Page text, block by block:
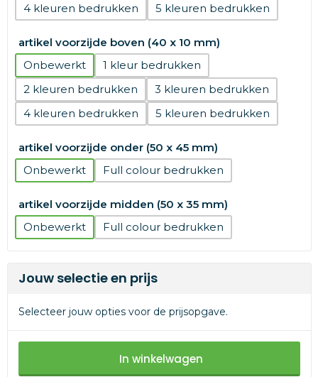
4
5
artikel voorzijde boven (40 x 10 mm)
Onbewerkt
1
2
3
4
5
artikel voorzijde onder (50 x 45 mm)
Onbewerkt
Full colour
artikel voorzijde midden (50 x 35 mm)
Onbewerkt
Full colour
Jouw selectie en prijs
Selecteer jouw opties voor de prijsopgave.
In winkelwagen